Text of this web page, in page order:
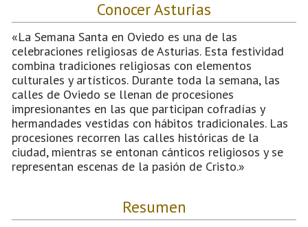
Conocer Asturias
«La Semana Santa en Oviedo es una de las
celebraciones religiosas de Asturias. Esta festividad
combina tradiciones religiosas con elementos
culturales y artísticos. Durante toda la semana, las
calles de Oviedo se llenan de procesiones
impresionantes en las que participan cofradías y
hermandades vestidas con hábitos tradicionales. Las
procesiones recorren las calles históricas de la
ciudad, mientras se entonan cánticos religiosos y se
representan escenas de la pasión de Cristo.»
Resumen